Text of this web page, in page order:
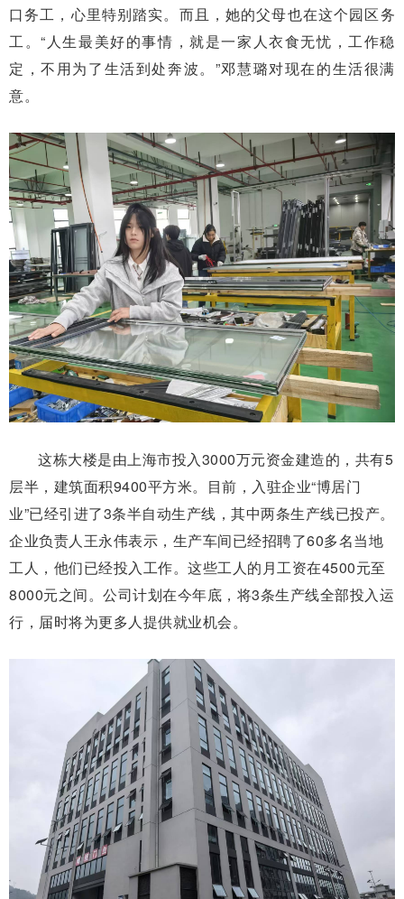
口务工，心里特别踏实。而且，她的父母也在这个园区务
工。“人生最美好的事情，就是一家人衣食无忧，工作稳
定，不用为了生活到处奔波。”邓慧璐对现在的生活很满
意。
这栋大楼是由上海市投入3000万元资金建造的，共有5
层半，建筑面积9400平方米。目前，入驻企业“博居门
业”已经引进了3条半自动生产线，其中两条生产线已投产。
企业负责人王永伟表示，生产车间已经招聘了60多名当地
工人，他们已经投入工作。这些工人的月工资在4500元至
8000元之间。公司计划在今年底，将3条生产线全部投入运
行，届时将为更多人提供就业机会。